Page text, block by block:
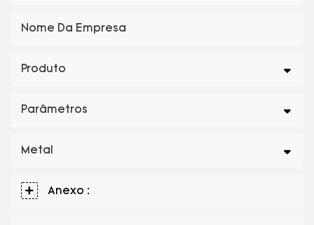
Nome Da Empresa
Produto
Parâmetros
Metal
Anexo :